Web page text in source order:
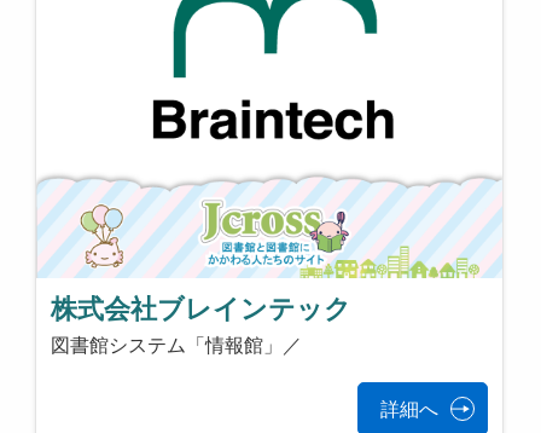
株式会社ブレインテック
図書館システム「情報館」／
詳細へ